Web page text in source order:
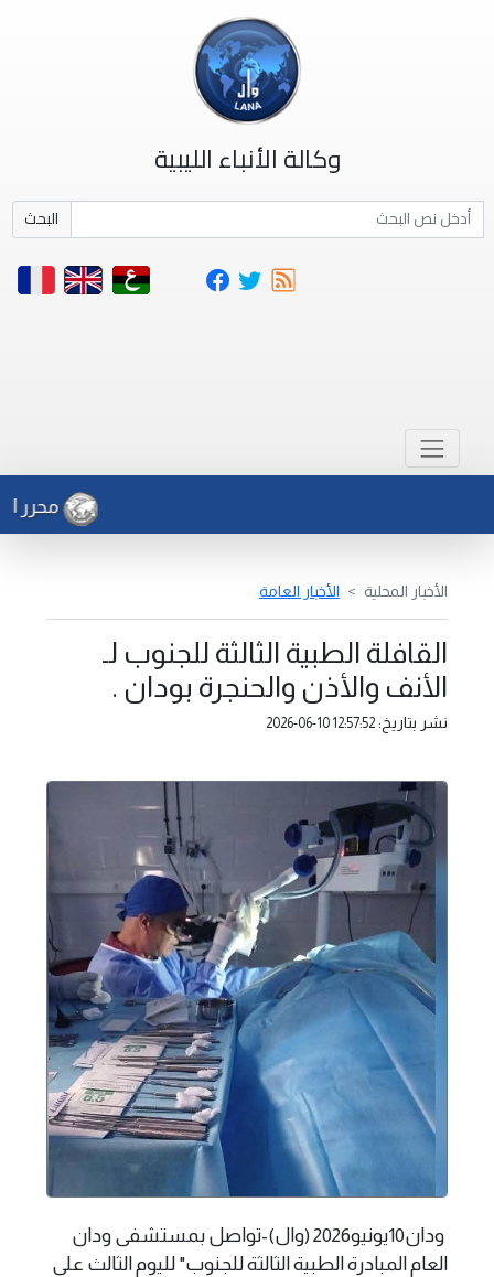
وكالة الأنباء الليبية
البحث
محرر
الأخبار المحلية الأخبار العامة
القافلة الطبية الثالثة للجنوب لـ
الأنف والأذن والحنجرة بودان .
نشر بتاريخ: 2026-06-10 12:57:52
ودان10يونيو2026 (وال)-تواصل بمستشفى ودان
العام المبادرة الطبية الثالثة للجنوب" لليوم الثالث على